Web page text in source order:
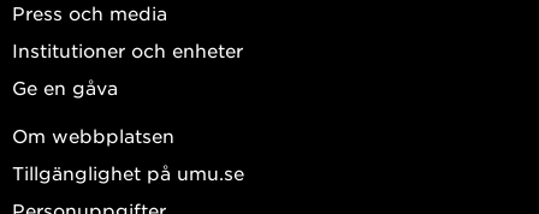
Press och media
Institutioner och enheter
Ge en gåva
Om webbplatsen
Tillgänglighet på umu.se